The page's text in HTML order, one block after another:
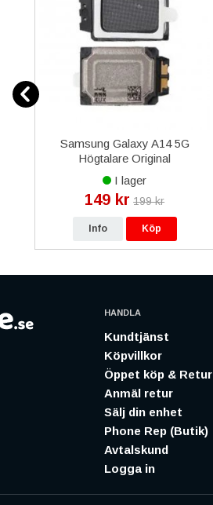
Samsung Galaxy A14 5G
Högtalare Original
I lager
149 kr 199 kr
Info Köp
HANDLA
Kundtjänst
Köpvillkor
Öppet köp & Retur
Anmäl retur
Sälj din enhet
Phone Rep (Butik)
Avtalskund
Logga in